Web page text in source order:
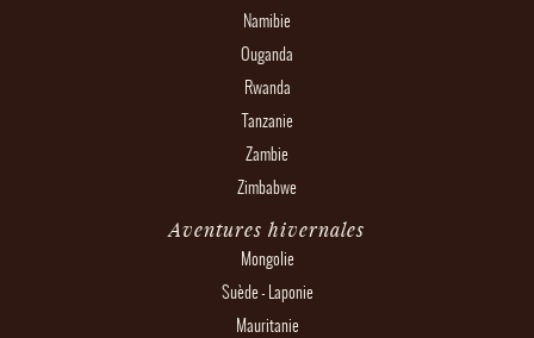
Namibie
Ouganda
Rwanda
Tanzanie
Zambie
Zimbabwe
Aventures hivernales
Mongolie
Suède - Laponie
Mauritanie